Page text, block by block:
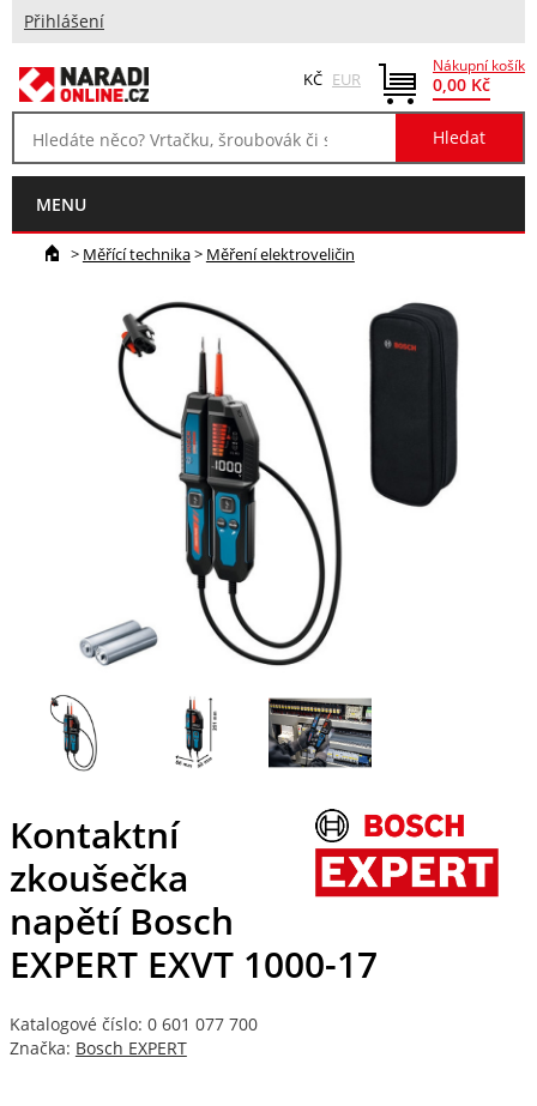
Přihlášení
Nákupní košík
0,00 Kč
KČ EUR
MENU
> Měřící technika> Měření elektroveličin
Kontaktní
zkoušečka
napětí Bosch
EXPERT EXVT 1000-17
Katalogové číslo: 0 601 077 700
Značka: Bosch EXPERT